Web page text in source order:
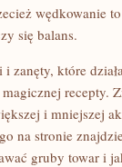
wędkowanie
się balans.
które
recepty.
i mniejszej
na stronie
gruby towar i